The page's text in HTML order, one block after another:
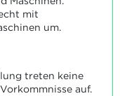
mit
um.
treten keine
auf.